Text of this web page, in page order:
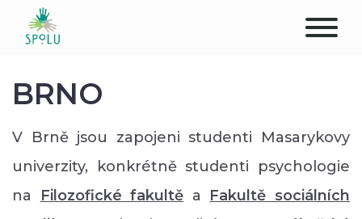
PODPOŘTE NÁS
PŮSOBIŠTĚ
BRNO
V Brně jsou zapojeni studenti Masarykovy
univerzity, konkrétně studenti psychologie
na
Filozofické fakultě a Fakultě sociálních